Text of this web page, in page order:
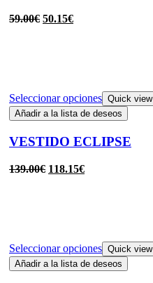
59.00€ 50.15€
Seleccionar opciones Quick view
Añadir a la lista de deseos
VESTIDO ECLIPSE
139.00€ 118.15€
Seleccionar opciones Quick view
Añadir a la lista de deseos